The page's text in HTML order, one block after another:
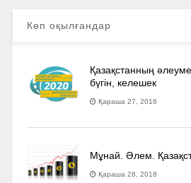
Көп оқылғандар
Қазақстанның
бүгін, келешек
Қараша 27, 2016
Мұнай. Әлем.
Қараша 28, 2018